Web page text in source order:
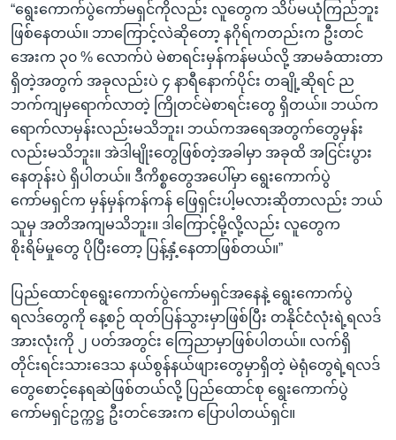
“ရွေးကောက်ပွဲကော်မရှင်ကိုလည်း လူတွေက သိပ်မယုံကြည်ဘူး
ဖြစ်နေတယ်။ ဘာကြောင့်လဲဆိုတော့ နဂိုရ်ကတည်းက ဦးတင်
အေးက ၃၀ % လောက်ပဲ မဲစာရင်းမှန်ကန်မယ်လို့ အာမခံထားတာ
ရှိတဲ့အတွက် အခုလည်းပဲ ၄ နာရီနောက်ပိုင်း တချို့ဆိုရင် ည
ဘက်ကျမှရောက်လာတဲ့ ကြိုတင်မဲစာရင်းတွေ ရှိတယ်။ ဘယ်က
ရောက်လာမှန်းလည်းမသိဘူး၊ ဘယ်ကအရေအတွက်တွေမှန်း
လည်းမသိဘူး။ အဲဒါမျိုးတွေဖြစ်တဲ့အခါမှာ အခုထိ အငြင်းပွား
နေတုန်းပဲ ရှိပါတယ်။ ဒီကိစ္စတွေအပေါ်မှာ ရွေးကောက်ပွဲ
ကော်မရှင်က မှန်မှန်ကန်ကန် ဖြေရှင်းပါ့မလားဆိုတာလည်း ဘယ်
သူမှ အတိအကျမသိဘူး။ ဒါကြောင့်မို့လို့လည်း လူတွေက
စိုးရိမ်မှုတွေ ပိုပြီးတော့ ပြန့်နှံ့နေတာဖြစ်တယ်။”
ပြည်ထောင်စုရွေးကောက်ပွဲကော်မရှင်အနေနဲ့ ရွေးကောက်ပွဲ
ရလဒ်တွေကို နေ့စဉ် ထုတ်ပြန်သွားမှာဖြစ်ပြီး တနိုင်ငံလုံးရဲ့ရလဒ်
အားလုံးကို ၂ ပတ်အတွင်း ကြေညာမှာဖြစ်ပါတယ်။ လက်ရှိ
တိုင်းရင်းသားဒေသ နယ်စွန်နယ်ဖျားတွေမှာရှိတဲ့ မဲရုံတွေရဲ့ရလဒ်
တွေစောင့်နေရဆဲဖြစ်တယ်လို့ ပြည်ထောင်စု ရွေးကောက်ပွဲ
ကော်မရှင်ဥက္ကဋ္ဌ ဦးတင်အေးက ပြောပါတယ်ရှင်။